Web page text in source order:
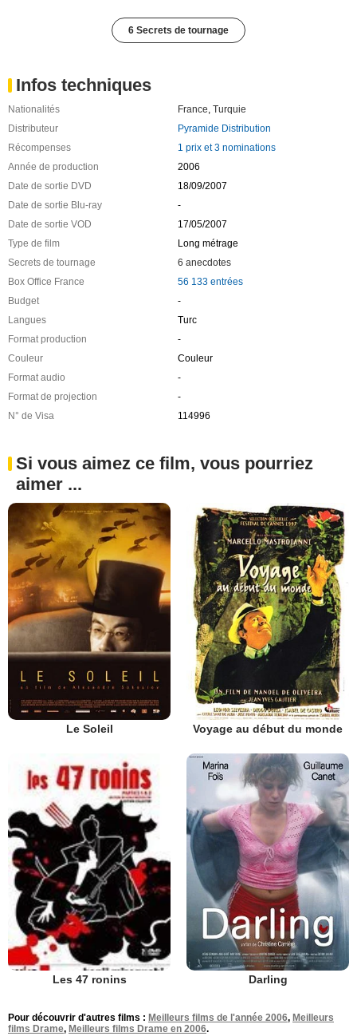
6 Secrets de tournage
Infos techniques
Nationalités France, Turquie
Distributeur
Pyramide Distribution
Récompenses
1 prix et 3 nominations
Année de production
2006
Date de sortie DVD
18/09/2007
Date de sortie Blu-ray
-
Date de sortie VOD
17/05/2007
Type de film
Long métrage
Secrets de tournage
6 anecdotes
Box Office France
56 133 entrées
Budget
-
Langues
Turc
Format production
-
Couleur
Couleur
Format audio
-
Format de projection
-
N° de Visa
114996
Si vous aimez ce film, vous pourriez
aimer ...
Le Soleil Voyage au début du monde
Les 47 ronins Darling
Pour découvrir d'autres films : Meilleurs films de l'année 2006, Meilleurs
films Drame, Meilleurs films Drame en 2006.